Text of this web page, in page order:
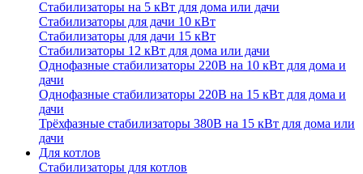
Стабилизаторы на 5 кВт для дома или дачи
Стабилизаторы для дачи 10 кВт
Стабилизаторы для дачи 15 кВт
Стабилизаторы 12 кВт для дома или дачи
Однофазные стабилизаторы 220В на 10 кВт для дома и
дачи
Однофазные стабилизаторы 220В на 15 кВт для дома и
дачи
Трёхфазные стабилизаторы 380В на 15 кВт для дома или
дачи
Для котлов
Стабилизаторы для котлов